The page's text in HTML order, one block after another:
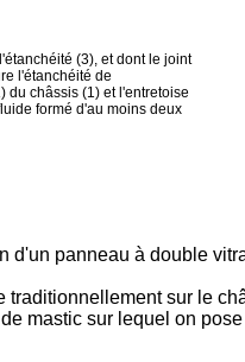
(3), et dont le joint
l'étanchéité de
du châssis (1) et l'entretoise
formé d'au moins deux
panneau à double
sur le
mastic sur lequel on